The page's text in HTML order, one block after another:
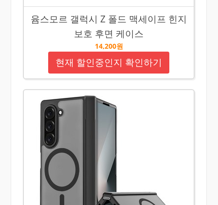
윰스모르 갤럭시 Z 폴드 맥세이프 힌지
보호 후면 케이스
14,200원
현재 할인중인지 확인하기